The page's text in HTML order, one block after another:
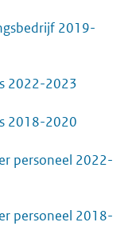
2019-
2022-2023
2018-2020
personeel 2022-
personeel 2018-